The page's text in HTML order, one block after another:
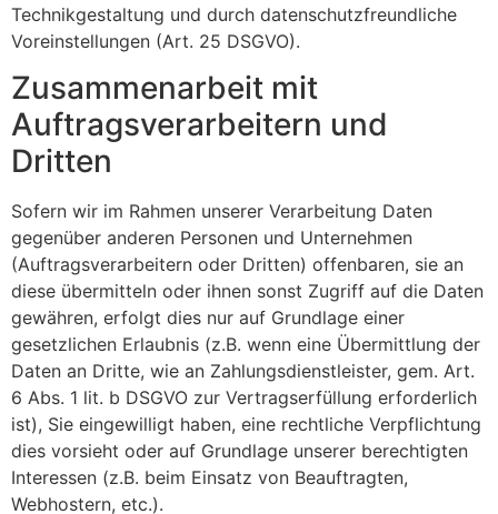
Technikgestaltung und durch datenschutzfreundliche
Voreinstellungen (Art. 25 DSGVO).
Zusammenarbeit mit
Auftragsverarbeitern und
Dritten
Sofern wir im Rahmen unserer Verarbeitung Daten
gegenüber anderen Personen und Unternehmen
(Auftragsverarbeitern oder Dritten) offenbaren, sie an
diese übermitteln oder ihnen sonst Zugriff auf die Daten
gewähren, erfolgt dies nur auf Grundlage einer
gesetzlichen Erlaubnis (z.B. wenn eine Übermittlung der
Daten an Dritte, wie an Zahlungsdienstleister, gem. Art.
6 Abs. 1 lit. b DSGVO zur Vertragserfüllung erforderlich
ist), Sie eingewilligt haben, eine rechtliche Verpflichtung
dies vorsieht oder auf Grundlage unserer berechtigten
Interessen (z.B. beim Einsatz von Beauftragten,
Webhostern, etc.).